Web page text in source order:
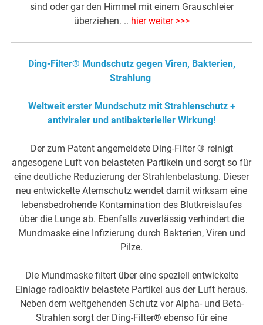
sind oder gar den Himmel mit einem Grauschleier
überziehen. .. hier weiter >>>
Ding-Filter® Mundschutz gegen Viren, Bakterien,
Strahlung
Weltweit erster Mundschutz mit Strahlenschutz +
antiviraler und antibakterieller Wirkung!
Der zum Patent angemeldete Ding-Filter ® reinigt
angesogene Luft von belasteten Partikeln und sorgt so für
eine deutliche Reduzierung der Strahlenbelastung. Dieser
neu entwickelte Atemschutz wendet damit wirksam eine
lebensbedrohende Kontamination des Blutkreislaufes
über die Lunge ab. Ebenfalls zuverlässig verhindert die
Mundmaske eine Infizierung durch Bakterien, Viren und
Pilze.
Die Mundmaske filtert über eine speziell entwickelte
Einlage radioaktiv belastete Partikel aus der Luft heraus.
Neben dem weitgehenden Schutz vor Alpha- und Beta-
Strahlen sorgt der Ding-Filter® ebenso für eine